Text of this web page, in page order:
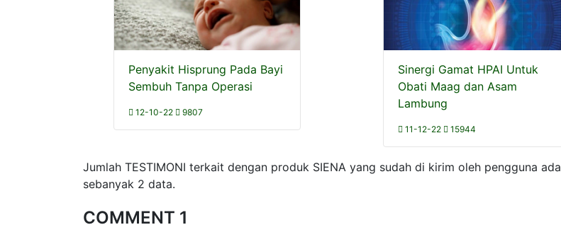
Penyakit Hisprung Pada Bayi
Sembuh Tanpa Operasi
12-10-22 9807
Sinergi Gamat HPAI Untuk
Obati Maag dan Asam
Lambung
11-12-22 15944
Jumlah TESTIMONI terkait dengan produk SIENA yang sudah di kirim oleh pengguna ada
sebanyak 2 data.
COMMENT 1